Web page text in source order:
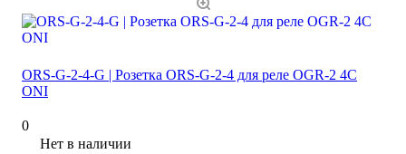
ORS-G-2-4-G | Розетка ORS-G-2-4 для реле OGR-2 4C
ONI
0
Нет в наличии